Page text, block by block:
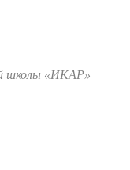
школы «ИКАР»